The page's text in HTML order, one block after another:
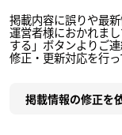
掲載内容に誤りや最
運営者様におかれま
する」ボタンよりご
修正・更新対応を行っ
掲載情報の修正を